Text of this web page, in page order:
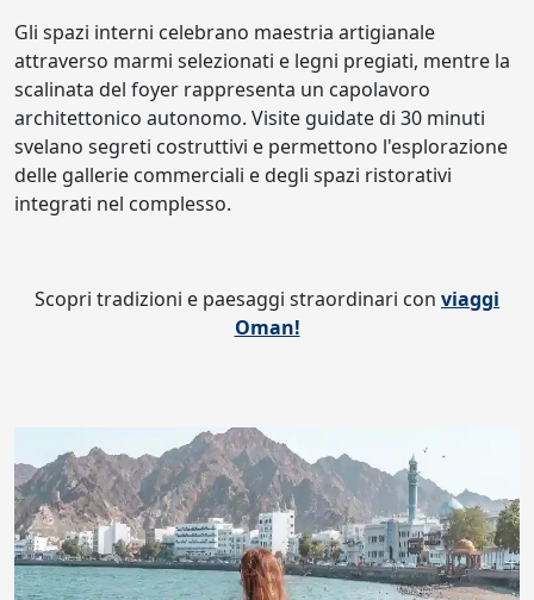
Gli spazi interni celebrano maestria artigianale
attraverso marmi selezionati e legni pregiati, mentre la
scalinata del foyer rappresenta un capolavoro
architettonico autonomo. Visite guidate di 30 minuti
svelano segreti costruttivi e permettono l'esplorazione
delle gallerie commerciali e degli spazi ristorativi
integrati nel complesso.
Scopri tradizioni e paesaggi straordinari con viaggi
Oman!